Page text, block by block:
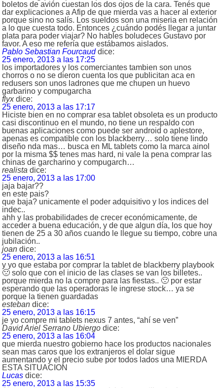
boletos de avión cuestan los dos ojos de la cara. Tenés que
dar explicaciones a Afip de que mierda vas a hacer al exterior
porque sino no salís. Los sueldos son una miseria en relación
a lo que cuesta todo. Entonces ¿cuándo podés llegar a juntar
plata para poder viajar? No hables boludeces Gustavo por
favor. A eso me refería que estábamos aislados.
Pablo Sebastian Fourcaud dice:
25 enero, 2013 a las 17:25
los importadores y los comerciantes tambien son unos
chorros o no se dieron cuenta los que publicitan aca en
redusers son unos ladrones que me chupen un huevo
garbarino y compugarcha
flyx dice:
25 enero, 2013 a las 17:17
Hiciste bien en no comprar esa tablet obsoleta es un producto
casi discontinuo en el mundo, no tiene un respaldo con
buenas aplicaciones como puede ser android o aplestore,
apenas es compatible con los blackberry… solo tiene lindo
diseño nda mas… busca en ML tablets como la marca ainol
por la misma $$ tenes mas hard, ni vale la pena comprar las
chinas de garcharino y compugarch…
realista dice:
25 enero, 2013 a las 17:00
jaja bajar??
en este pais?
que baja? unicamente el poder adquisitivo y los indices del
indec..
ahh y las probabilidades de crecer económicamente, de
acceder a buena educación, y de que algun día, los que hoy
tienen de 25 a 30 años cuando le llegue su tiempo, cobre una
jubilación..
joan dice:
25 enero, 2013 a las 16:51
y yo que estaba por comprar la tablet de blackberry playbook
🙁 solo que con el inicio de las clases se van los billetes..
porque mierda no la compre para las fiestas.. 🙁 por estar
esperando que las operadoras le ingrese stock… ya se
porque la tienen guardadas
esteban dice:
25 enero, 2013 a las 16:15
je yo compre mi tablets nexus 7 antes, “ahí se ven”
David Ariel Serrano Ubiergo dice:
25 enero, 2013 a las 16:04
que mierda nuestro gobierno hace los productos nacionales
sean mas caros que los extranjeros el dolar sigue
aumentando y el precio sube por todos lados una MIERDA
ESTA SITUACION
Lucas dice:
25 enero, 2013 a las 15:35